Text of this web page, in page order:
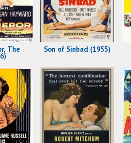
The Son of Sinbad (1955)